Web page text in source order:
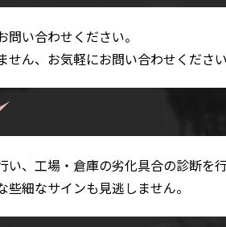
い合わせください。
せん、お気軽にお問い合わせください
い、工場・倉庫の劣化具合の診断を行
細なサインも見逃しません。